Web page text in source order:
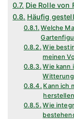
Die Rolle von
Häufig
Welche
Wie
meinen
Wie kann
Kann ich
Wie